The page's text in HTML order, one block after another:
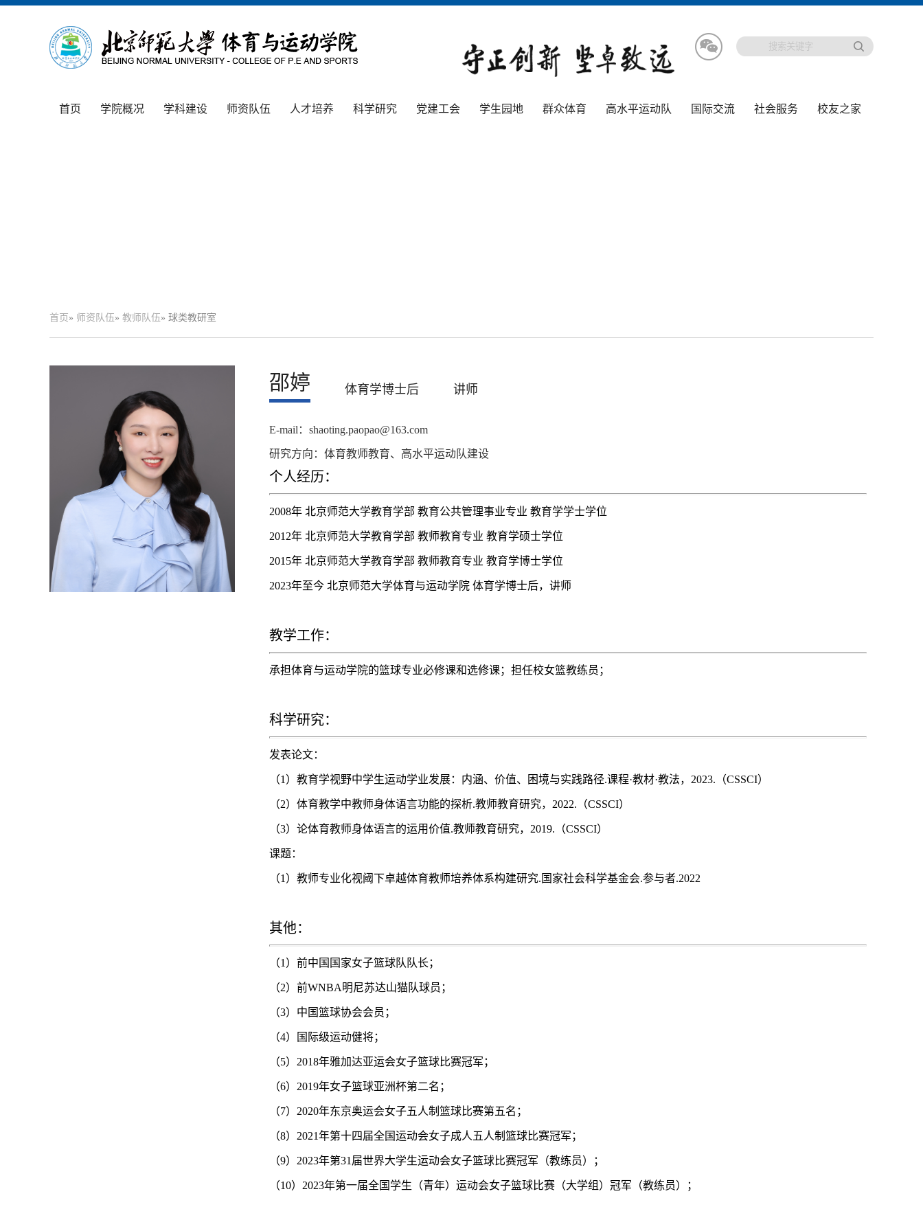
首页 学院概况 学科建设 师资队伍 人才培养 科学研究 党建工会 学生园地 群众体育 高水平运动队 国际交流 社会服务 校友之家
首页 » 师资队伍 » 教师队伍 » 球类教研室
邵婷 体育学博士后 讲师
E-mail：shaoting.paopao@163.com
研究方向：体育教师教育、高水平运动队建设
个人经历：
2008年 北京师范大学教育学部 教育公共管理事业专业 教育学学士学位
2012年 北京师范大学教育学部 教师教育专业 教育学硕士学位
2015年 北京师范大学教育学部 教师教育专业 教育学博士学位
2023年至今 北京师范大学体育与运动学院 体育学博士后，讲师
教学工作：
承担体育与运动学院的篮球专业必修课和选修课；担任校女篮教练员；
科学研究：
发表论文：
（1）教育学视野中学生运动学业发展：内涵、价值、困境与实践路径.课程·教材·教法，2023.（CSSCI）
（2）体育教学中教师身体语言功能的探析.教师教育研究，2022.（CSSCI）
（3）论体育教师身体语言的运用价值.教师教育研究，2019.（CSSCI）
课题：
（1）教师专业化视阈下卓越体育教师培养体系构建研究.国家社会科学基金会.参与者.2022
其他：
（1）前中国国家女子篮球队队长；
（2）前WNBA明尼苏达山猫队球员；
（3）中国篮球协会会员；
（4）国际级运动健将；
（5）2018年雅加达亚运会女子篮球比赛冠军；
（6）2019年女子篮球亚洲杯第二名；
（7）2020年东京奥运会女子五人制篮球比赛第五名；
（8）2021年第十四届全国运动会女子成人五人制篮球比赛冠军；
（9）2023年第31届世界大学生运动会女子篮球比赛冠军（教练员）；
（10）2023年第一届全国学生（青年）运动会女子篮球比赛（大学组）冠军（教练员）；